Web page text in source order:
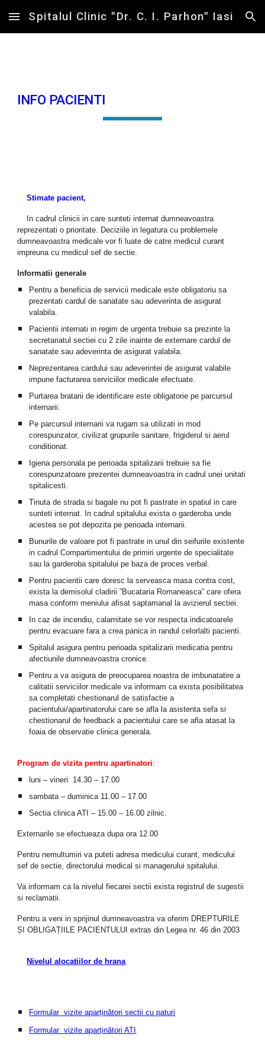
Skip to main content Skip to navigation
Spitalul Clinic "Dr. C. I. Parhon" Iasi
INFO PACIENTI
Stimate pacient,
In cadrul clinicii in care sunteti internat dumneavoastra
reprezentati o prioritate. Deciziile in legatura cu problemele
dumneavoastra medicale vor fi luate de catre medicul curant
impreuna cu medicul sef de sectie.
Informatii generale
Pentru a beneficia de servicii medicale este obligatoriu sa
prezentati cardul de sanatate sau adeverinta de asigurat
valabila.
Pacientii internati in regim de urgenta trebuie sa prezinte la
secretariatul sectiei cu 2 zile inainte de externare cardul de
sanatate sau adeverinta de asigurat valabila.
Neprezentarea cardului sau adeverintei de asigurat valabile
impune facturarea serviciilor medicale efectuate.
Purtarea bratarii de identificare este obligatorie pe parcursul
internarii.
Pe parcursul internarii va rugam sa utilizati in mod
corespunzator, civilizat grupurile sanitare, frigiderul si aerul
conditionat.
Igiena personala pe perioada spitalizarii trebuie sa fie
corespunzatoare prezentei dumneavoastra in cadrul unei unitati
spitalicesti.
Tinuta de strada si bagale nu pot fi pastrate in spatiul in care
sunteti internat. In cadrul spitalului exista o garderoba unde
acestea se pot depozita pe perioada internarii.
Bunurile de valoare pot fi pastrate in unul din seifurile existente
in cadrul Compartimentului de primiri urgente de specialitate
sau la garderoba spitalului pe baza de proces verbal.
Pentru pacientii care doresc la serveasca masa contra cost,
exista la demisolul cladirii ”Bucataria Romaneasca” care ofera
masa conform meniului afisat saptamanal la avizierul sectiei.
In caz de incendiu, calamitate se vor respecta indicatoarele
pentru evacuare fara a crea panica in randul celorlalti pacienti.
Spitalul asigura pentru perioada spitalizarii medicatia pentru
afectiunile dumneavoastra cronice.
Pentru a va asigura de preocuparea noastra de imbunatatire a
calitatii serviciilor medicale va informam ca exista posibilitatea
sa completati chestionarul de satisfactie a
pacientului/apartinatorului care se afla la asistenta sefa si
chestionarul de feedback a pacientului care se afla atasat la
foaia de observatie clinica generala.
Program de vizita pentru apartinatori:
luni – vineri: 14.30 – 17.00
sambata – duminica 11.00 – 17.00
Sectia clinica ATI – 15.00 – 16.00 zilnic.
Externarile se efectueaza dupa ora 12.00
Pentru nemultumiri va puteti adresa medicului curant, medicului
sef de sectie, directorului medical si managerului spitalului.
Va informam ca la nivelul fiecarei sectii exista registrul de sugestii
si reclamatii.
Pentru a veni in sprijinul dumneavoastra va oferim DREPTURILE
ȘI OBLIGAȚIILE PACIENTULUI extras din Legea nr. 46 din 2003
Nivelul alocatiilor de hrana
Formular vizite aparținători sectii cu paturi
Formular vizite aparținători ATI